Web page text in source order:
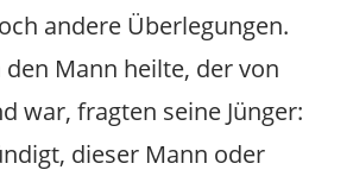
andere Überlegungen.
den Mann heilte, der von
war, fragten seine Jünger:
dieser Mann oder